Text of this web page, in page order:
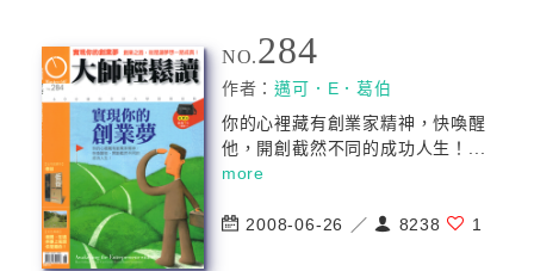
NO.284
作者：邁可．E．葛伯
你的心裡藏有創業家精神，快喚醒
他，開創截然不同的成功人生！...
more
2008-06-26 ／ 8238 1